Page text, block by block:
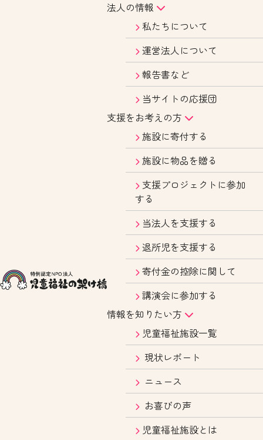
法人の情報
私たちについて
運営法人について
報告書など
当サイトの応援団
支援をお考えの方
施設に寄付する
施設に物品を贈る
支援プロジェクトに参加
する
当法人を支援する
退所児を支援する
寄付金の控除に関して
講演会に参加する
情報を知りたい方
児童福祉施設一覧
現状レポート
ニュース
お喜びの声
児童福祉施設とは